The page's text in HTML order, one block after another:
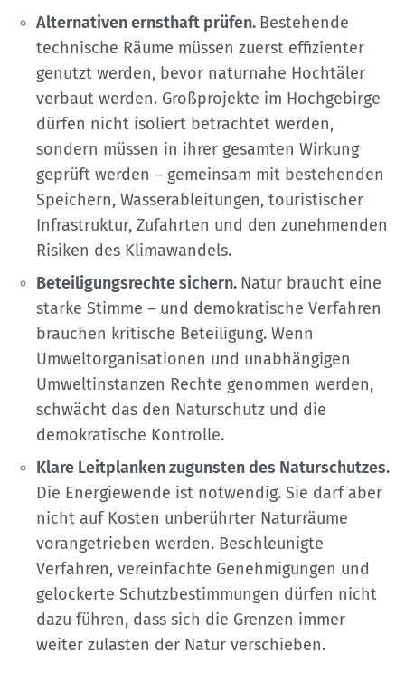
Alternativen ernsthaft prüfen. Bestehende
technische Räume müssen zuerst effizienter
genutzt werden, bevor naturnahe Hochtäler
verbaut werden. Großprojekte im Hochgebirge
dürfen nicht isoliert betrachtet werden,
sondern müssen in ihrer gesamten Wirkung
geprüft werden – gemeinsam mit bestehenden
Speichern, Wasserableitungen, touristischer
Infrastruktur, Zufahrten und den zunehmenden
Risiken des Klimawandels.
Beteiligungsrechte sichern. Natur braucht eine
starke Stimme – und demokratische Verfahren
brauchen kritische Beteiligung. Wenn
Umweltorganisationen und unabhängigen
Umweltinstanzen Rechte genommen werden,
schwächt das den Naturschutz und die
demokratische Kontrolle.
Klare Leitplanken zugunsten des Naturschutzes.
Die Energiewende ist notwendig. Sie darf aber
nicht auf Kosten unberührter Naturräume
vorangetrieben werden. Beschleunigte
Verfahren, vereinfachte Genehmigungen und
gelockerte Schutzbestimmungen dürfen nicht
dazu führen, dass sich die Grenzen immer
weiter zulasten der Natur verschieben.